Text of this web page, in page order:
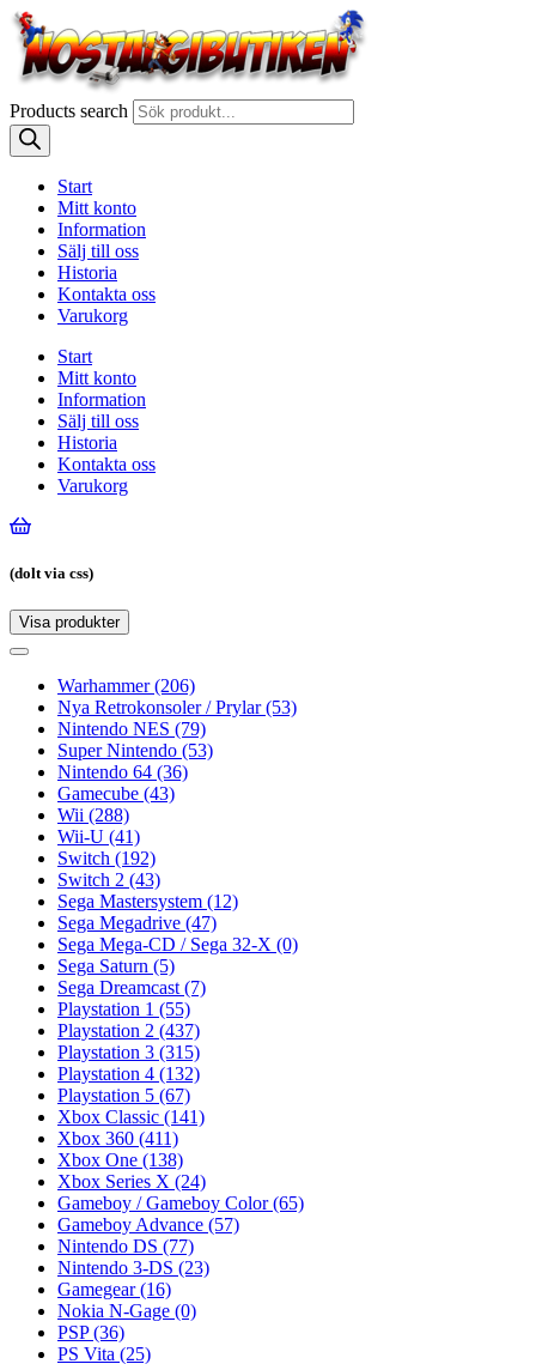
Products search
Start
Mitt konto
Information
Sälj till oss
Historia
Kontakta oss
Varukorg
Start
Mitt konto
Information
Sälj till oss
Historia
Kontakta oss
Varukorg
(dolt via css)
Visa produkter
Toggle
Toggle
navigationWarhammer(206)
Nya Retrokonsoler / Prylar(53)
Nintendo NES (79)
Super Nintendo (53)
Nintendo 64 (36)
Gamecube (43)
Wii (288)
Wii-U (41)
Switch (192)
Switch 2 (43)
Sega Mastersystem (12)
Sega Megadrive (47)
Sega Mega-CD / Sega 32-X (0)
Sega Saturn (5)
Sega Dreamcast (7)
Playstation 1 (55)
Playstation 2 (437)
Playstation 3 (315)
Playstation 4 (132)
Playstation 5 (67)
Xbox Classic (141)
Xbox 360 (411)
Xbox One (138)
Xbox Series X (24)
Gameboy / Gameboy Color(65)
Gameboy Advance (57)
Nintendo DS (77)
Nintendo 3-DS (23)
Gamegear(16)
Nokia N-Gage (0)
PSP(36)
PS Vita (25)